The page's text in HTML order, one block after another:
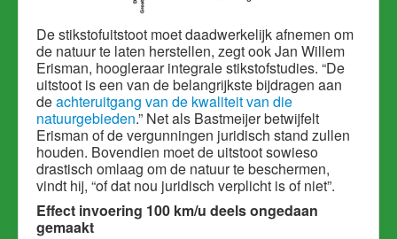
De stikstofuitstoot moet daadwerkelijk afnemen om
de natuur te laten herstellen, zegt ook Jan Willem
Erisman, hoogleraar integrale stikstofstudies. “De
uitstoot is een van de belangrijkste bijdragen aan
deachteruitgang van de kwaliteit van die
natuurgebieden.” Net als Bastmeijer betwijfelt
Erisman of de vergunningen juridisch stand zullen
houden. Bovendien moet de uitstoot sowieso
drastisch omlaag om de natuur te beschermen,
vindt hij, “of dat nou juridisch verplicht is of niet”.
Effect invoering 100 km/u deels ongedaan
gemaakt